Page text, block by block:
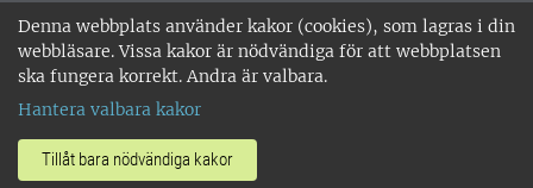
Denna webbplats använder kakor (cookies), som lagras i din
webbläsare. Vissa kakor är nödvändiga för att webbplatsen
ska fungera korrekt. Andra är valbara.
Hantera valbara kakor
Tillåt bara nödvändiga kakor
verksamhet över hela Sverige. Huvudorter är
Alnarp, Uppsala och Umeå.SLU är
miljöcertifierat enligt ISO 14001. •
018-67 10 00 • Org nr: 202100-2817 •
Om SLU:s webbplatser